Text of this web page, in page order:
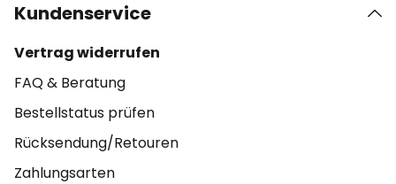
Kundenservice
Vertrag widerrufen
FAQ & Beratung
Bestellstatus prüfen
Rücksendung/Retouren
Zahlungsarten